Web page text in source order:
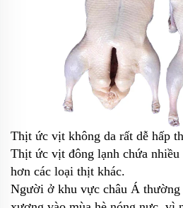
Thịt ức vịt không da rất dễ hấp
Thịt ức vịt đông lạnh chứa
hơn các loại thịt khác.
Người ở khu vực châu Á